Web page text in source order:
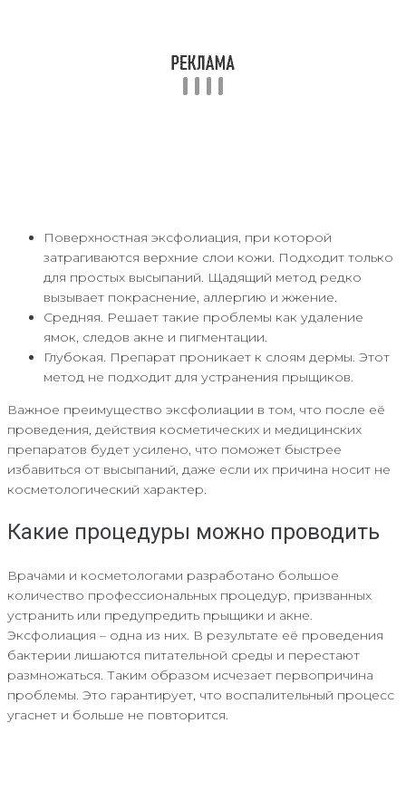
Поверхностная эксфолиация, при которой
затрагиваются верхние слои кожи. Подходит только
для простых высыпаний. Щадящий метод редко
вызывает покраснение, аллергию и жжение.
Средняя. Решает такие проблемы как удаление
ямок, следов акне и пигментации.
Глубокая. Препарат проникает к слоям дермы. Этот
метод не подходит для устранения прыщиков.
Важное преимущество эксфолиации в том, что после её
проведения, действия косметических и медицинских
препаратов будет усилено, что поможет быстрее
избавиться от высыпаний, даже если их причина носит не
косметологический характер.
Какие процедуры можно проводить
Врачами и косметологами разработано большое
количество профессиональных процедур, призванных
устранить или предупредить прыщики и акне.
Эксфолиация – одна из них. В результате её проведения
бактерии лишаются питательной среды и перестают
размножаться. Таким образом исчезает первопричина
проблемы. Это гарантирует, что воспалительный процесс
угаснет и больше не повторится.